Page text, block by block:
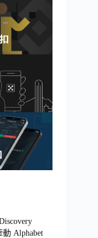
Alphabet